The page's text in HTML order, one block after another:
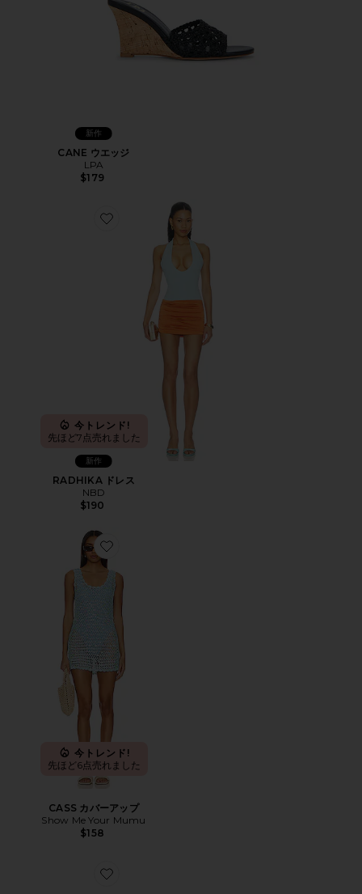
新作
CANE ウエッジ
LPA
$179
Favorite RADHIKA ドレス
今トレンド!
先ほど7点売れました
新作
RADHIKA ドレス
NBD
$190
Favorite CASS カバーアップ
今トレンド!
先ほど6点売れました
CASS カバーアップ
Show Me Your Mumu
$158
Favorite ALBA ハンドバッグ